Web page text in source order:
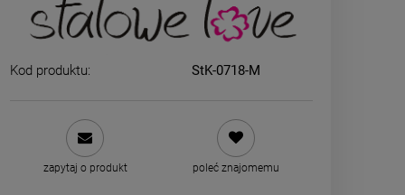
Bransoletka srebrna STAL
CHIRURGICZNA jodełka
cyrkonie
Kod produktu: StK-0718-M
zapytaj o produkt poleć znajomemu